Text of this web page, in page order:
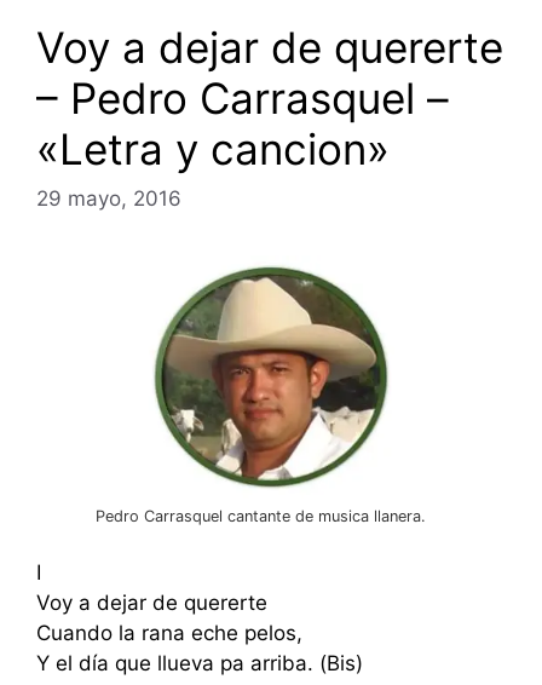
Voy a dejar de quererte
– Pedro Carrasquel –
«Letra y cancion»
29 mayo, 2016
Pedro Carrasquel cantante de musica llanera.
I
Voy a dejar de quererte
Cuando la rana eche pelos,
Y el día que llueva pa arriba. (Bis)